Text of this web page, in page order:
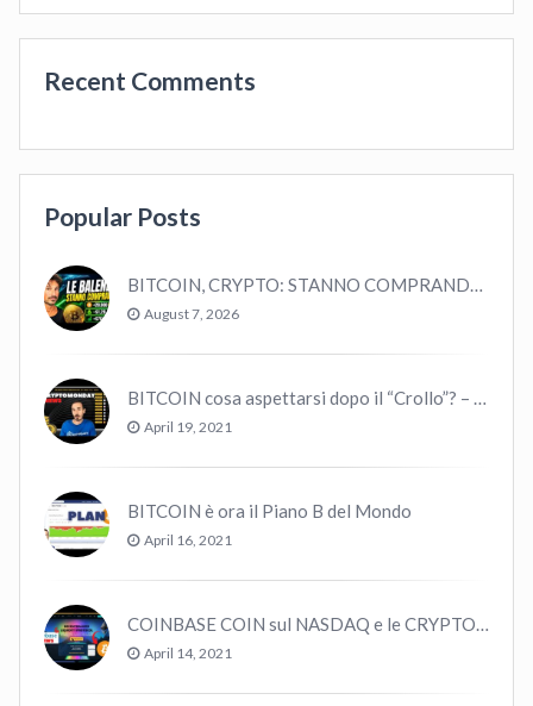
Recent Comments
Popular Posts
BITCOIN, CRYPTO: STANNO COMPRANDO TUTTI (GUARDA QUESTI DATI), EPPURE…
August 7, 2026
BITCOIN cosa aspettarsi dopo il “Crollo”? – CryptoMonday NEWS w16/’21
April 19, 2021
BITCOIN è ora il Piano B del Mondo
April 16, 2021
COINBASE COIN sul NASDAQ e le CRYPTO volano!
April 14, 2021